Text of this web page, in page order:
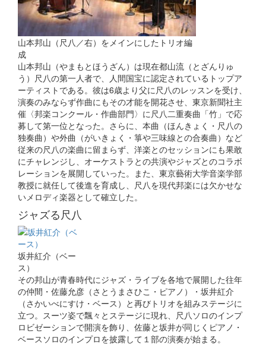
山本邦山（尺八／右）をメインにしたトリオ編
成
山本邦山（やまもとほうざん）は現在都山流（とざんりゅ
う）尺八の第一人者で、人間国宝に認定されているトップア
ーティストである。彼は6歳より父に尺八のレッスンを受け、
演奏のみならず作曲にもその才能を開花させ、東京新聞社主
催〈邦楽コンクール・作曲部門〉に尺八二重奏曲「竹」で応
募して第一位となった。さらに、本曲（ほんきょく・尺八の
独奏曲）や外曲（がいきょく・箏や三味線との合奏曲）など
従来の尺八の楽曲に留まらず、洋楽とのセッションにも果敢
にチャレンジし、オーケストラとの共演やジャズとのコラボ
レーションを展開していった。また、東京藝術大学音楽学部
教授に就任して後進を育成し、尺八を現代邦楽には欠かせな
いメロディ楽器として確立した。
ジャズる尺八
坂井紅介（ベー
ス）
その邦山が青春時代にジャズ・ライブを各地で展開した往年
の仲間・佐藤允彦（さとうまさひこ・ピアノ）・坂井紅介
（さかいべにすけ・ベース）と再びトリオを組みステージに
立つ。スーツ姿で飄々とステージに現れ、尺八ソロのインプ
ロビゼーションで開演を飾り、佐藤と坂井が同じくピアノ・
ベースソロのインプロを披露して１部の演奏が始まる。